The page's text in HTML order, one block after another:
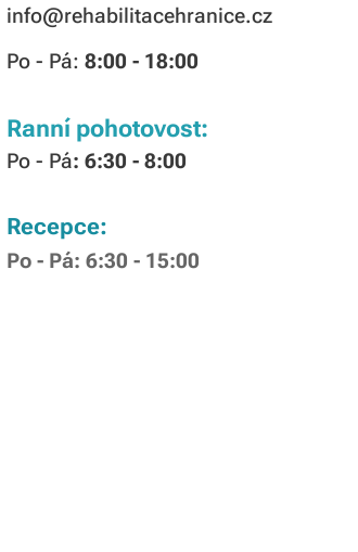
info@rehabilitacehranice.cz
Po - Pá:8:00 - 18:00
Ranní pohotovost:
Po - Pá: 6:30 - 8:00
Recepce:
Po - Pá: 6:30 - 15:00